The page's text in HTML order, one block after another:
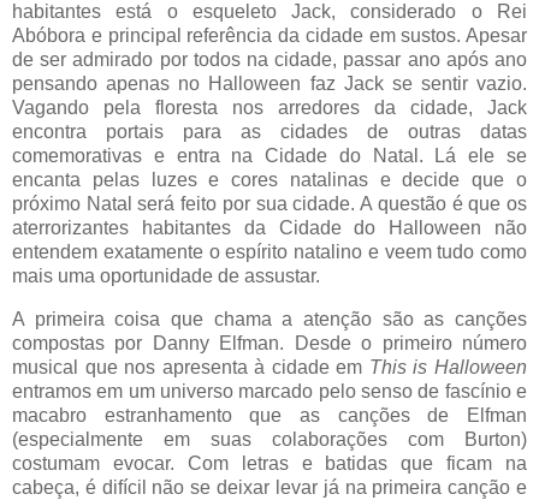
habitantes está o esqueleto Jack, considerado o Rei
Abóbora e principal referência da cidade em sustos. Apesar
de ser admirado por todos na cidade, passar ano após ano
pensando apenas no Halloween faz Jack se sentir vazio.
Vagando pela floresta nos arredores da cidade, Jack
encontra portais para as cidades de outras datas
comemorativas e entra na Cidade do Natal. Lá ele se
encanta pelas luzes e cores natalinas e decide que o
próximo Natal será feito por sua cidade. A questão é que os
aterrorizantes habitantes da Cidade do Halloween não
entendem exatamente o espírito natalino e veem tudo como
mais uma oportunidade de assustar.
A primeira coisa que chama a atenção são as canções
compostas por Danny Elfman. Desde o primeiro número
musical que nos apresenta à cidade em This is Halloween
entramos em um universo marcado pelo senso de fascínio e
macabro estranhamento que as canções de Elfman
(especialmente em suas colaborações com Burton)
costumam evocar. Com letras e batidas que ficam na
cabeça, é difícil não se deixar levar já na primeira canção e